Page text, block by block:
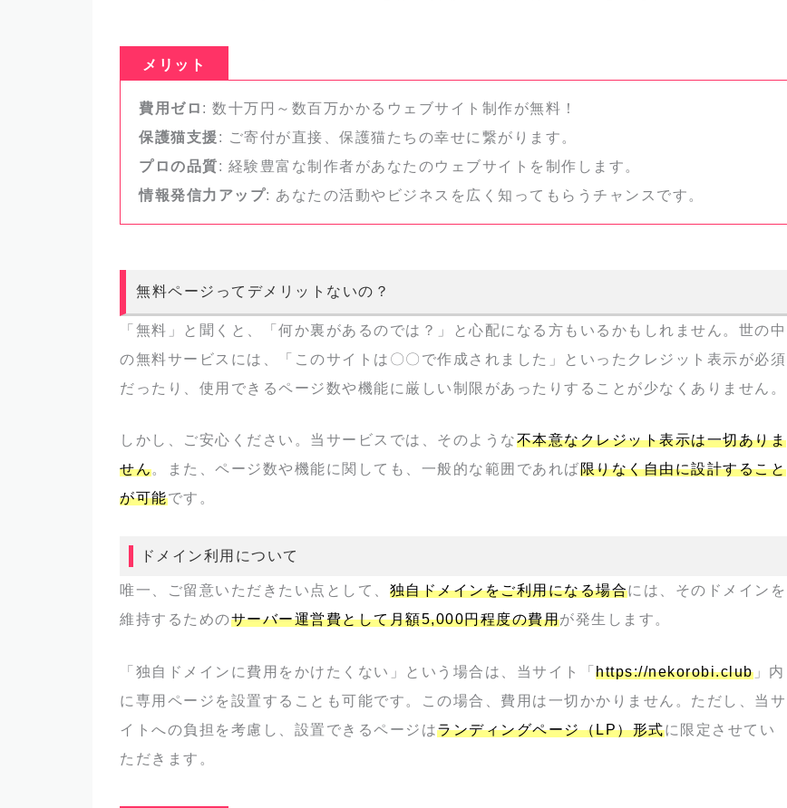
メリット
費用ゼロ : 数十万円～数百万かかるウェブサイト制作が無料！
保護猫支援: ご寄付が直接、保護猫たちの幸せに繋がります。
プロの品質: 経験豊富な制作者があなたのウェブサイトを制作します。
情報発信力アップ: あなたの活動やビジネスを広く知ってもらうチャンスです。
無料ページってデメリットないの？
「無料」と聞くと、「何か裏があるのでは？」と心配になる方もいるかもしれません。世の中
の無料サービスには、「このサイトは〇〇で作成されました」といったクレジット表示が必須
だったり、使用できるページ数や機能に厳しい制限があったりすることが少なくありません。
しかし、ご安心ください。当サービスでは、そのような不本意なクレジット表示は一切ありま
せん。また、ページ数や機能に関しても、一般的な範囲であれば限りなく自由に設計すること
が可能です。
ドメイン利用について
唯一、ご留意いただきたい点として、 独自ドメインをご利用になる場合には、そのドメインを
維持するためのサーバー運営費として月額5,000円程度の費用が発生します。
「独自ドメインに費用をかけたくない」という場合は、当サイト「 https://nekorobi.club」内
に専用ページを設置することも可能です。この場合、費用は一切かかりません。ただし、当サ
イトへの負担を考慮し、設置できるページはランディングページ（LP）形式に限定させてい
ただきます。